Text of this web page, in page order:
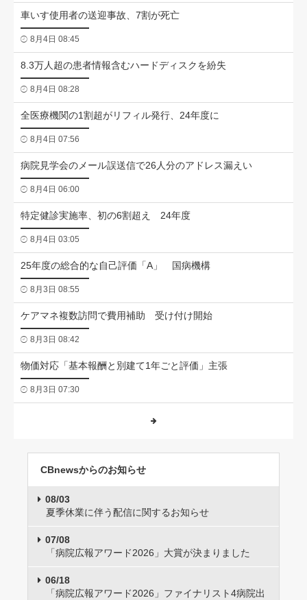
車いす使用者の送迎事故、7割が死亡
8月4日 08:45
8.3万人超の患者情報含むハードディスクを紛失
8月4日 08:28
全医療機関の1割超がリフィル発行、24年度に
8月4日 07:56
病院見学会のメール誤送信で26人分のアドレス漏えい
8月4日 06:00
特定健診実施率、初の6割超え 24年度
8月4日 03:05
25年度の総合的な自己評価「A」 国病機構
8月3日 08:55
ケアマネ複数訪問で費用補助 受け付け開始
8月3日 08:42
物価対応「基本報酬と別建て1年ごと評価」主張
8月3日 07:30
CBnewsからのお知らせ
08/03
夏季休業に伴う配信に関するお知らせ
07/08
「病院広報アワード2026」大賞が決まりました
06/18
「病院広報アワード2026」ファイナリスト4病院出